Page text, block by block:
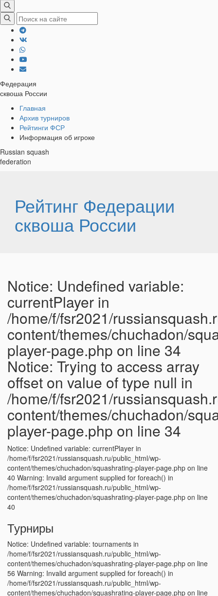
Федерация
сквоша России
Хлебные
крошки
Главная
Архив турниров
Рейтинги ФСР
Информация об игроке
Russian squash
federation
Рейтинг Федерации
сквоша России
Notice: Undefined variable:
currentPlayer in
/home/f/fsr2021/
content/themes/chuchadon/
player-page.php on line 34
Notice: Trying to access array
offset on value of type null in
/home/f/fsr2021/
content/themes/chuchadon/
player-page.php on line 34
Notice: Undefined variable: currentPlayer in
/home/f/fsr2021/russiansquash.ru/public_html/wp-
content/themes/chuchadon/squashrating-player-page.php on line
40 Warning: Invalid argument supplied for foreach() in
/home/f/fsr2021/russiansquash.ru/public_html/wp-
content/themes/chuchadon/squashrating-player-page.php on line
40
Турниры
Notice: Undefined variable: tournaments in
/home/f/fsr2021/russiansquash.ru/public_html/wp-
content/themes/chuchadon/squashrating-player-page.php on line
56 Warning: Invalid argument supplied for foreach() in
/home/f/fsr2021/russiansquash.ru/public_html/wp-
content/themes/chuchadon/squashrating-player-page.php on line